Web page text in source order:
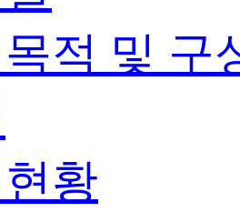
적 및 구
황